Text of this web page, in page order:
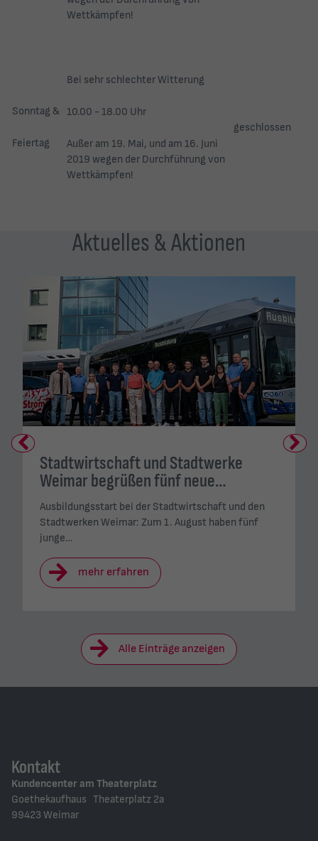
Wettkämpfen!
Sonntag &
Feiertag
Bei sehr schlechter Witterung
10.00 - 18.00 Uhr
Außer am 19. Mai, und am 16. Juni
2019 wegen der Durchführung von
Wettkämpfen!
geschlossen
Aktuelles & Aktionen
Previous
Stadtwirtschaft und Stadtwerke
Weimar begrüßen fünf neue…
Ausbildungsstart bei der Stadtwirtschaft und den
Stadtwerken Weimar: Zum 1. August haben fünf
junge…
mehr erfahren
Next
Alle Einträge anzeigen
Kontakt
Kundencenter am Theaterplatz
Goethekaufhaus Theaterplatz 2a
99423 Weimar